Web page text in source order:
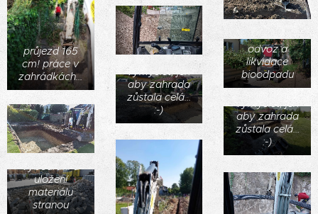
průjezd 165
cm! práce v
zahrádkách...
odvoz a
likvidace
bioodpadu
a jeho
přehození a
odvezení přes
plot majitele!
Vše se dá
vymyslet, jen
aby zahrada
zůstala celá...
:-)
Výkop bazénu
a jeho
přehození a
odvezení přes
plot majitele!
Vše se dá
vymyslet, jen
aby zahrada
zůstala celá...
:-)
vybourání a
uložení
materiálu
stranou